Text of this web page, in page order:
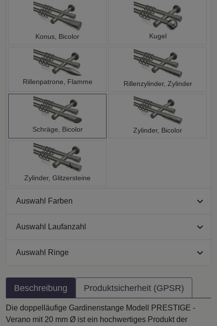
Konus, Bicolor Kugel
Rillenpatrone, Flamme Rillenzylinder, Zylinder
Schräge, Bicolor Zylinder, Bicolor
Zylinder, Glitzersteine
Auswahl Farben
Auswahl Laufanzahl
Auswahl Ringe
Beschreibung Produktsicherheit (GPSR)
Die doppelläufige Gardinenstange Modell PRESTIGE -
Verano mit 20 mm Ø ist ein hochwertiges Produkt der